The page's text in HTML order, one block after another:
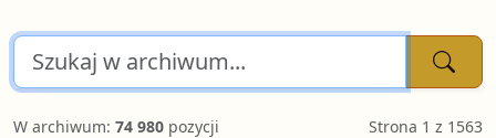
W archiwum: 74 980 pozycji Strona 1 z 1563